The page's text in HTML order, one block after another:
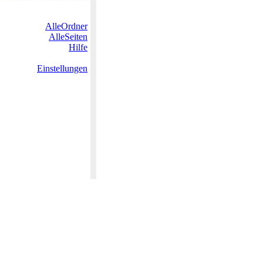
AlleOrdner
AlleSeiten
Hilfe
Einstellungen